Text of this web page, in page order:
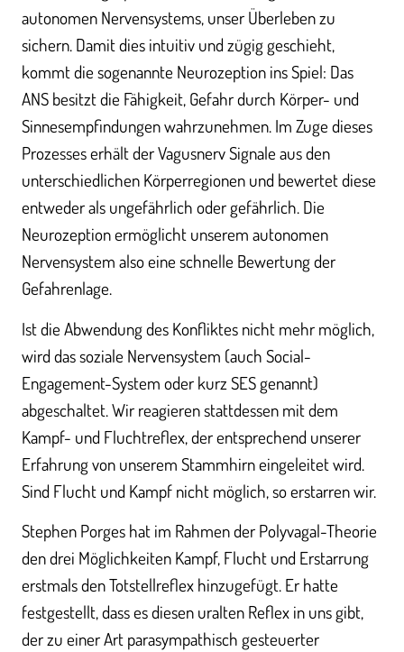
autonomen Nervensystems, unser Überleben zu
sichern. Damit dies intuitiv und zügig geschieht,
kommt die sogenannte Neurozeption ins Spiel: Das
ANS besitzt die Fähigkeit, Gefahr durch Körper- und
Sinnesempfindungen wahrzunehmen. Im Zuge dieses
Prozesses erhält der Vagusnerv Signale aus den
unterschiedlichen Körperregionen und bewertet diese
entweder als ungefährlich oder gefährlich. Die
Neurozeption ermöglicht unserem autonomen
Nervensystem also eine schnelle Bewertung der
Gefahrenlage.
Ist die Abwendung des Konfliktes nicht mehr möglich,
wird das soziale Nervensystem (auch Social-
Engagement-System oder kurz SES genannt)
abgeschaltet. Wir reagieren stattdessen mit dem
Kampf- und Fluchtreflex, der entsprechend unserer
Erfahrung von unserem Stammhirn eingeleitet wird.
Sind Flucht und Kampf nicht möglich, so erstarren wir.
Stephen Porges hat im Rahmen der Polyvagal-Theorie
den drei Möglichkeiten Kampf, Flucht und Erstarrung
erstmals den Totstellreflex hinzugefügt. Er hatte
festgestellt, dass es diesen uralten Reflex in uns gibt,
der zu einer Art parasympathisch gesteuerter